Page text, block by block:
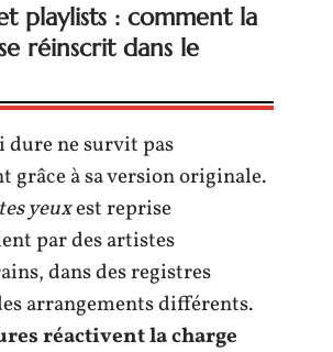
playlists : comment la
réinscrit dans le
ne survit pas
grâce à sa version originale.
yeuxest reprise
par des artistes
dans des registres
arrangements différents.
réactivent la charge